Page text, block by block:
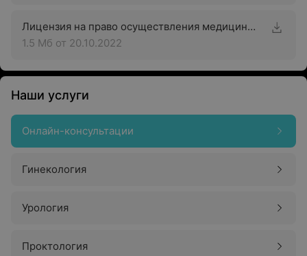
Лицензия на право осуществления медицинской деятельности
1.5 Мб от 20.10.2022
Наши услуги
Онлайн-консультации
Гинекология
Урология
Проктология